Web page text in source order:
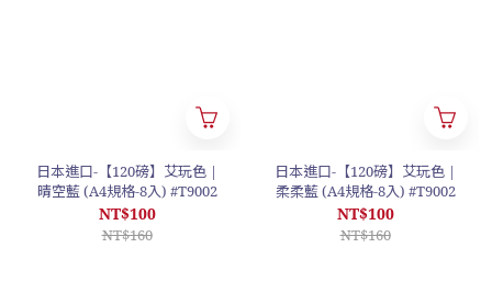
日本進口-【120磅】艾玩色 |
晴空藍 (A4規格-8入) #T9002
NT$100
NT$160
日本進口-【120磅】艾玩色 |
柔柔藍 (A4規格-8入) #T9002
NT$100
NT$160